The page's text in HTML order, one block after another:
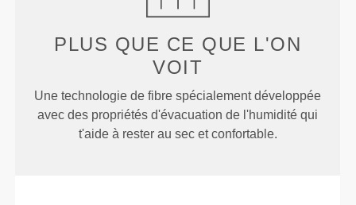
PLUS QUE CE QUE L'ON
VOIT
Une technologie de fibre spécialement développée
avec des propriétés d'évacuation de l'humidité qui
t'aide à rester au sec et confortable.